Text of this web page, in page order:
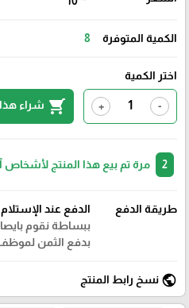
الكمية المتوفرة 8
اختر الكمية
-
+
shopping_cart شراء هذا
مرة تم بيع هذا المنتج لأشخاص
طريقة الدفع
الدفع عند الإستلام
ببساطة نقوم
بدفع الثمن
public نسخ رابط المنتج